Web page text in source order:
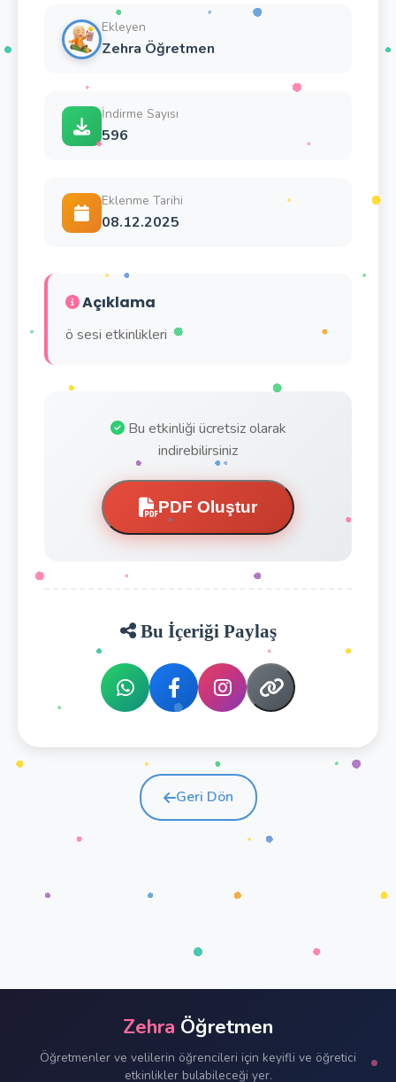
Ekleyen
Zehra Öğretmen
İndirme Sayısı
596
Eklenme Tarihi
08.12.2025
Açıklama
ö sesi etkinlikleri
Bu etkinliği ücretsiz olarak
indirebilirsiniz
PDF Oluştur
Bu İçeriği Paylaş
Geri Dön
Zehra Öğretmen
Öğretmenler ve velilerin öğrencileri için keyifli ve öğretici
etkinlikler bulabileceği yer.